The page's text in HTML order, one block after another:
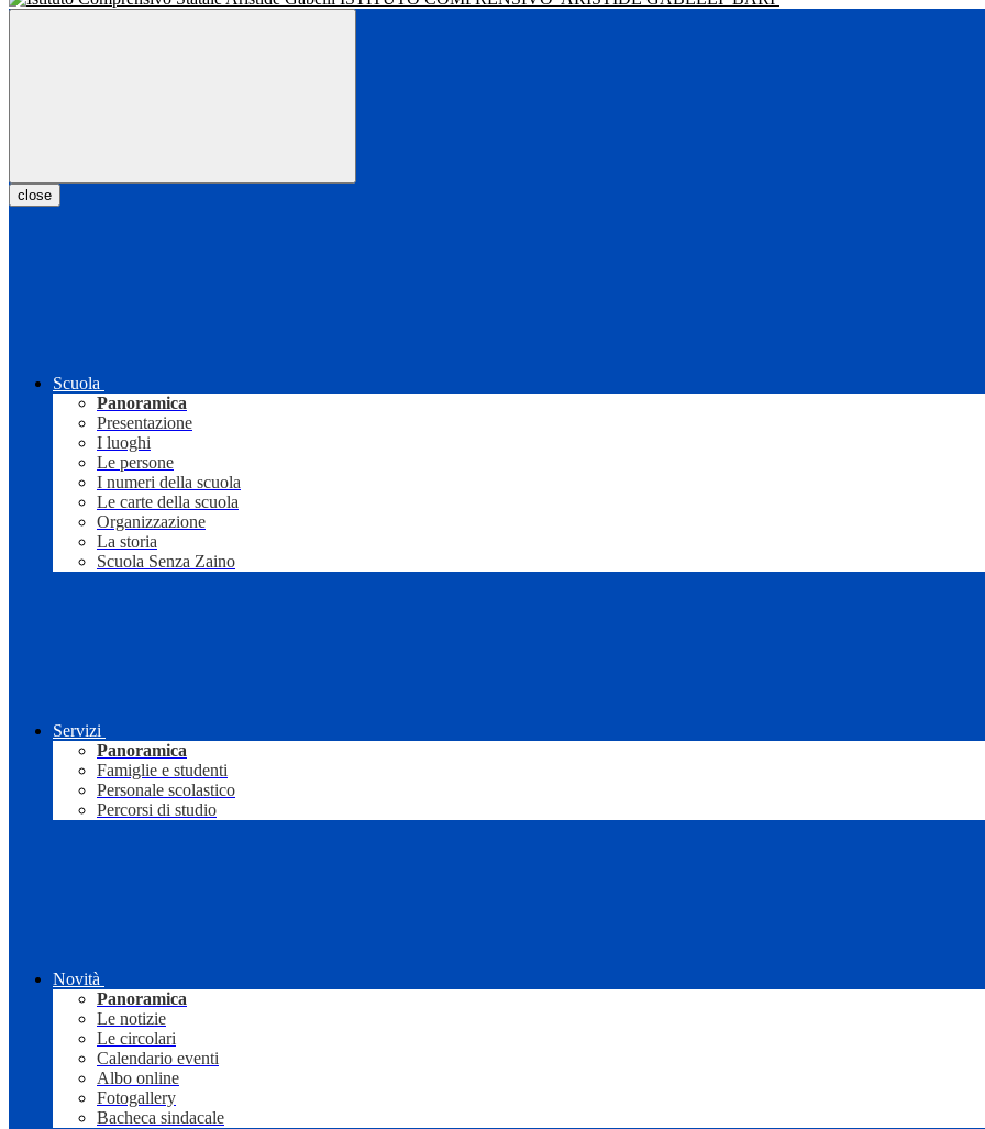
close
Scuola
Panoramica
Presentazione
I luoghi
Le persone
I numeri della scuola
Le carte della scuola
Organizzazione
La storia
Scuola Senza Zaino
Servizi
Panoramica
Famiglie e studenti
Personale scolastico
Percorsi di studio
Novità
Panoramica
Le notizie
Le circolari
Calendario eventi
Albo online
Fotogallery
Bacheca sindacale